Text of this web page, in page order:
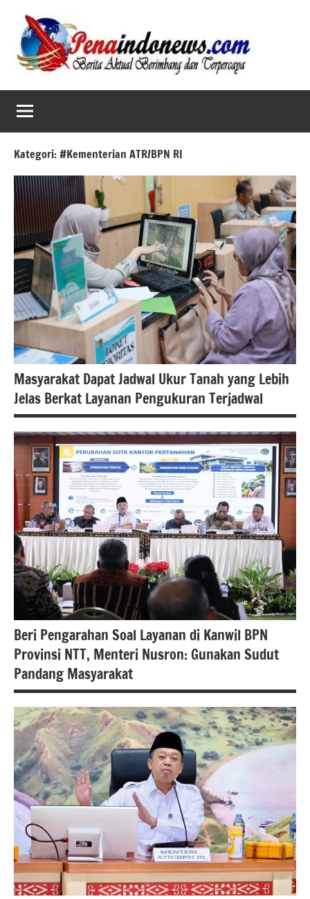
content
Kategori:#Kementerian ATR/BPN RI
Masyarakat Dapat Jadwal Ukur Tanah yang Lebih
Jelas Berkat Layanan Pengukuran Terjadwal
#atrbpn
#berita
nasional
#Kementerian
ATR/BPN
#Kementerian
ATR/BPN RI
#Kementerian
Atrbpnri
#kementerianatrbpn
berita
nasional
Beri Pengarahan Soal Layanan di Kanwil BPN
Provinsi NTT, Menteri Nusron: Gunakan Sudut
Pandang Masyarakat
#atrbpn
#kementarianatrbpn
#Kementerian
ATR/BPN RI
#Kementerian
Atrbpnri
Berita
Kementerianatrabpnri